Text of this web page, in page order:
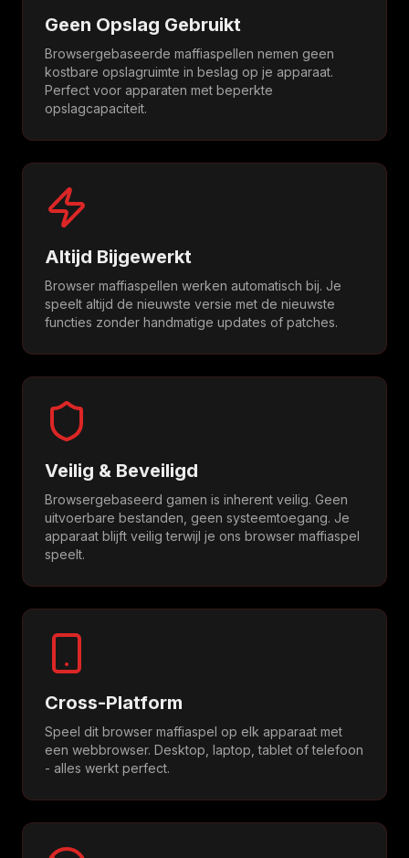
Geen Opslag Gebruikt
Browsergebaseerde maffiaspellen nemen geen
kostbare opslagruimte in beslag op je apparaat.
Perfect voor apparaten met beperkte
opslagcapaciteit.
Altijd Bijgewerkt
Browser maffiaspellen werken automatisch bij. Je
speelt altijd de nieuwste versie met de nieuwste
functies zonder handmatige updates of patches.
Veilig & Beveiligd
Browsergebaseerd gamen is inherent veilig. Geen
uitvoerbare bestanden, geen systeemtoegang. Je
apparaat blijft veilig terwijl je ons browser maffiaspel
speelt.
Cross-Platform
Speel dit browser maffiaspel op elk apparaat met
een webbrowser. Desktop, laptop, tablet of telefoon
- alles werkt perfect.